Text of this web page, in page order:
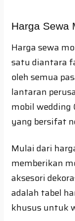
Harga Sewa
Harga sewa
satu diantara
oleh semua
lantaran
mobil wedding
yang bersifat
Mulai dari
memberikan
aksesori
adalah tabel
khusus untuk